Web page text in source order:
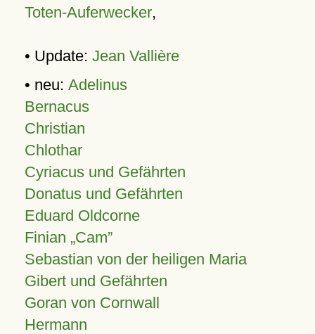
Toten-Auferwecker,
• Update: Jean Vallière
• neu: Adelinus
Bernacus
Christian
Chlothar
Cyriacus und Gefährten
Donatus und Gefährten
Eduard Oldcorne
Finian Cam
Sebastian von der heiligen Maria
Gibert und Gefährten
Goran von Cornwall
Hermann